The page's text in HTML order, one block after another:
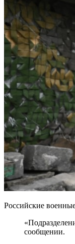
Российские
сообщении.